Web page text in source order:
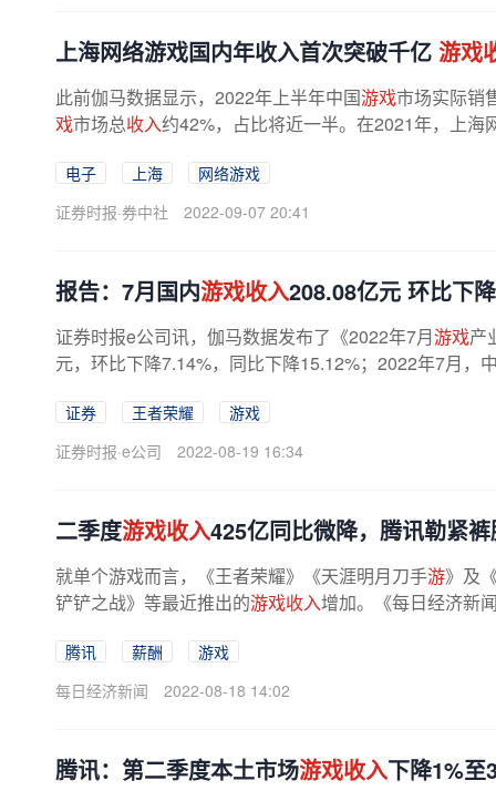
上海网络游戏国内年收入首次突破千亿 游戏
此前伽马数据显示，2022年上半年中国游戏市场实际销
戏市场总收入约42%，占比将近一半。在2021年，上海
电子 上海
网络游戏
证券时报·券中社
2022-09-07 20:41
报告：7月国内游戏收入208.08亿元 环比下
证券时报e公司讯，伽马数据发布了《2022年7月游戏产
元，环比下降7.14%，同比下降15.12%；2022年7月，
证券 王者荣耀
游戏
证券时报·e公司
2022-08-19 16:34
二季度游戏收入425亿同比微降，腾讯勒紧
就单个游戏而言，《王者荣耀》《天涯明月刀手游》及
铲铲之战》等最近推出的游戏收入增加。《每日经济新
腾讯 薪酬
游戏
每日经济新闻
2022-08-18 14:02
腾讯：第二季度本土市场游戏收入下降1%至